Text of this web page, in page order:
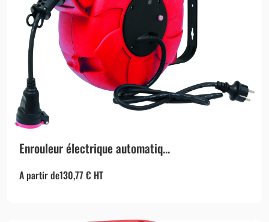
Enrouleur électrique automatiq...
A partir de130,77 € HT